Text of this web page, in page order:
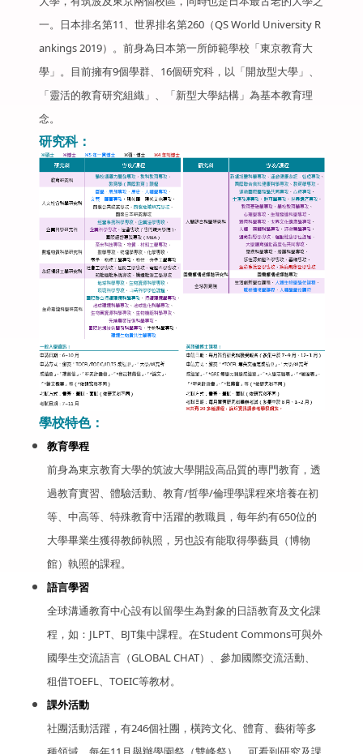
一。日本排名第11、世界排名第260（QS World University R
ankings 2019）。前身為日本第一所師範學校「東京教育大
學」。目前擁有9個學群、16個研究科，以「開放型大學」、
「靈活的教育研究組織」、「新型大學結構」為基本教育理
念。
研究科：
學校特色：
教育學程
前身為東京教育大學的筑波大學開設高品質的專門教育，透
過教育實習、體驗活動、教育/哲學/倫理學課程來培養在初
等、中高等、特殊教育中活躍的教職員，每年約有650位的
大學畢業生獲得教師執照，另也設有能取得學藝員（博物
館）執照的課程。
語言學習
全球溝通教育中心設有以留學生為對象的日語教育及文化課
程，如：JLPT、BJT集中課程。在Student Commons可與外
國學生交流語言（GLOBAL CHAT）、參加國際交流活動、
租借TOEFL、TOEIC等教材。
課外活動
社團活動活躍，有246個社團，橫跨文化、體育、藝術等多